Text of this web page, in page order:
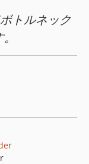
トルネック